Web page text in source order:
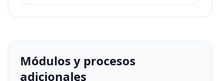
Módulos y procesos
adicionales